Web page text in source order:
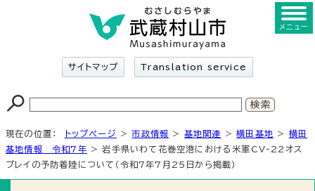
サイトマップ Translation service
メニュー
現在の位置： トップページ >市政情報 > 基地関連 >横田基地 > 横田
基地情報 令和7年 > 岩手県いわて花巻空港における米軍CV-22オス
プレイの予防着陸について（令和7年7月25日から掲載）